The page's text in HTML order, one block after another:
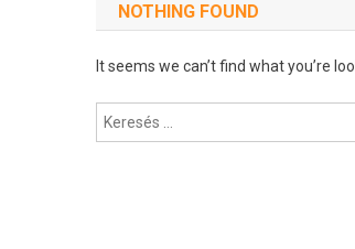
NOTHING FOUND
It seems we can’t find what you’re
Keresés: